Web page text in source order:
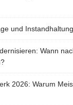
und
Wann
2026: Warum